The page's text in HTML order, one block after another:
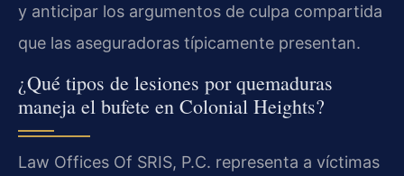
y anticipar los argumentos de culpa compartida
que las aseguradoras típicamente presentan.
¿Qué tipos de lesiones por quemaduras
maneja el bufete en Colonial Heights?
Law Offices Of SRIS, P.C. representa a víctimas